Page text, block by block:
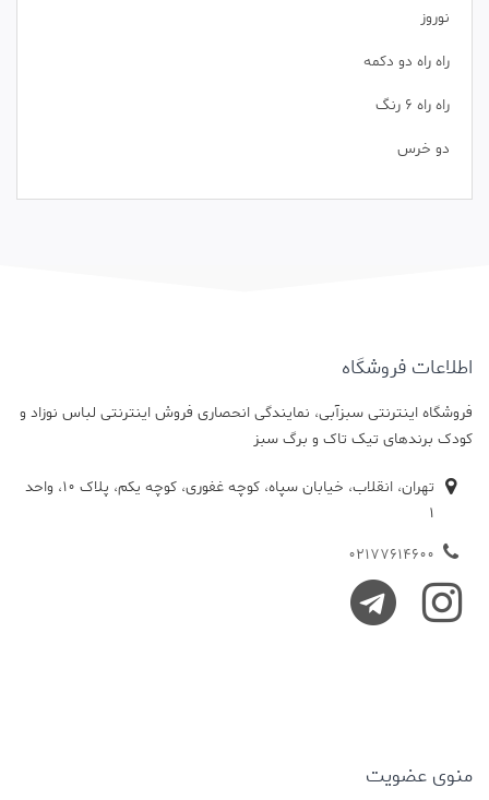
نوروز
راه راه دو دکمه
راه راه 6 رنگ
دو خرس
اطلاعات فروشگاه
فروشگاه اینترنتی سبزآبی، نمایندگی انحصاری فروش اینترنتی لباس نوزاد و
کودک برندهای تیک تاک و برگ سبز
تهران، انقلاب، خیابان سپاه، کوچه غفوری، کوچه یکم، پلاک 10، واحد
1
02177614600
منوی عضویت